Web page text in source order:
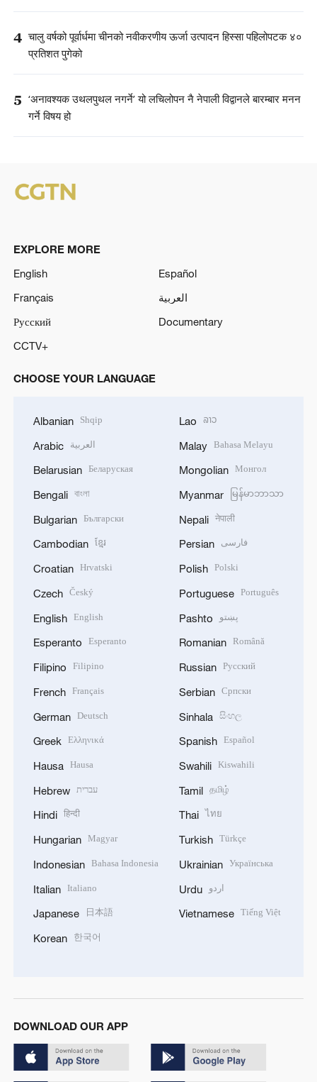
4 चालु वर्षको पूर्वार्धमा चीनको नवीकरणीय ऊर्जा उत्पादन हिस्सा पहिलोपटक ४०
प्रतिशत पुगेको
5 ‘अनावश्यक उथलपुथल नगर्ने’ यो लचिलोपन नै नेपाली विद्वानले बारम्बार मनन
गर्ने विषय हो
EXPLORE MORE
English
Español
Français
العربية
Русский
Documentary
CCTV+
CHOOSE YOUR LANGUAGE
Albanian Shqip
Arabic العربية
Belarusian Беларуская
Bengali বাংলা
Bulgarian Български
Cambodian ខ្មែរ
Croatian Hrvatski
Czech Český
English English
Esperanto Esperanto
Filipino Filipino
French Français
German Deutsch
Greek Ελληνικά
Hausa Hausa
Hebrew עברית
Hindi हिन्दी
Hungarian Magyar
Indonesian Bahasa Indonesia
Italian Italiano
Japanese 日本語
Korean 한국어
Lao ລາວ
Malay Bahasa Melayu
Mongolian Монгол
Myanmar မြန်မာဘာသာ
Nepali नेपाली
Persian فارسی
Polish Polski
Portuguese Português
Pashto پښتو
Romanian Română
Russian Русский
Serbian Српски
Sinhala සිංහල
Spanish Español
Swahili Kiswahili
Tamil தமிழ்
Thai ไทย
Turkish Türkçe
Ukrainian Українська
Urdu اردو
Vietnamese Tiếng Việt
DOWNLOAD OUR APP